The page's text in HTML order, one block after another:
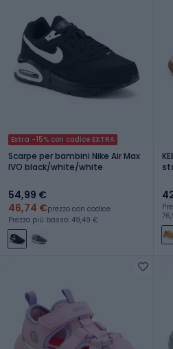
Extra -15% con codice EXTRA
Scarpe per bambini Nike Air Max
IVO black/white/white
54,99 €
46,74 €prezzo con codice
Prezzo più basso: 49,49 €